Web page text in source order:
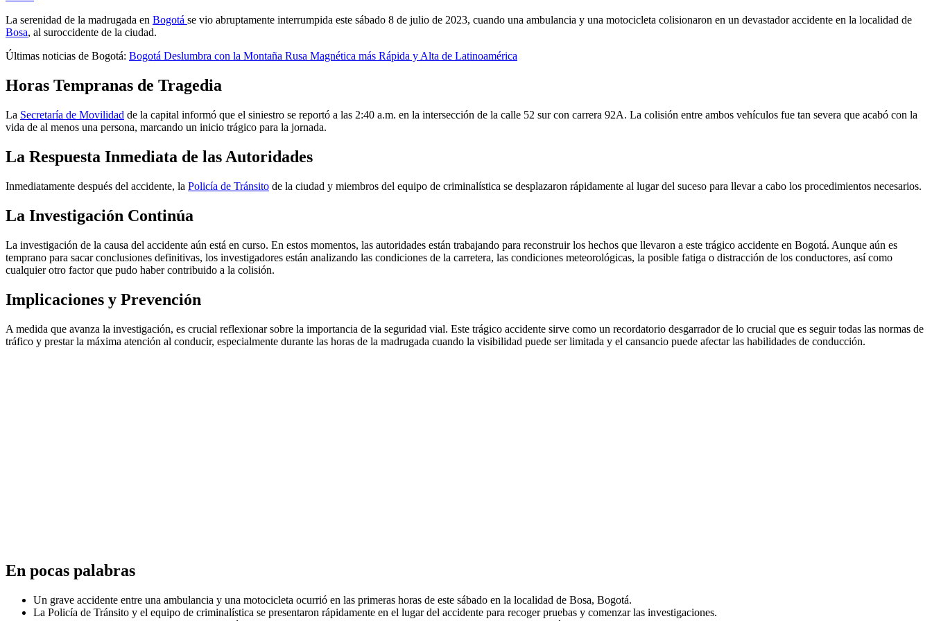
La serenidad de la madrugada en Bogotá se vio abruptamente interrumpida este sábado 8 de julio de 2023, cuando una ambulancia y una motocicleta colisionaron en un devastador accidente en la localidad de
Bosa, al suroccidente de la ciudad.
Últimas noticias de Bogotá: Bogotá Deslumbra con la Montaña Rusa Magnética más Rápida y Alta de Latinoamérica
Horas Tempranas de Tragedia
La Secretaría de Movilidad de la capital informó que el siniestro se reportó a las 2:40 a.m. en la intersección de la calle 52 sur con carrera 92A. La colisión entre ambos vehículos fue tan severa que acabó con la
vida de al menos una persona, marcando un inicio trágico para la jornada.
La Respuesta Inmediata de las Autoridades
Inmediatamente después del accidente, la Policía de Tránsito de la ciudad y miembros del equipo de criminalística se desplazaron rápidamente al lugar del suceso para llevar a cabo los procedimientos necesarios.
La Investigación Continúa
La investigación de la causa del accidente aún está en curso. En estos momentos, las autoridades están trabajando para reconstruir los hechos que llevaron a este trágico accidente en Bogotá. Aunque aún es
temprano para sacar conclusiones definitivas, los investigadores están analizando las condiciones de la carretera, las condiciones meteorológicas, la posible fatiga o distracción de los conductores, así como
cualquier otro factor que pudo haber contribuido a la colisión.
Implicaciones y Prevención
A medida que avanza la investigación, es crucial reflexionar sobre la importancia de la seguridad vial. Este trágico accidente sirve como un recordatorio desgarrador de lo crucial que es seguir todas las normas de
tráfico y prestar la máxima atención al conducir, especialmente durante las horas de la madrugada cuando la visibilidad puede ser limitada y el cansancio puede afectar las habilidades de conducción.
En pocas palabras
Un grave accidente entre una ambulancia y una motocicleta ocurrió en las primeras horas de este sábado en la localidad de Bosa, Bogotá.
La Policía de Tránsito y el equipo de criminalística se presentaron rápidamente en el lugar del accidente para recoger pruebas y comenzar las investigaciones.